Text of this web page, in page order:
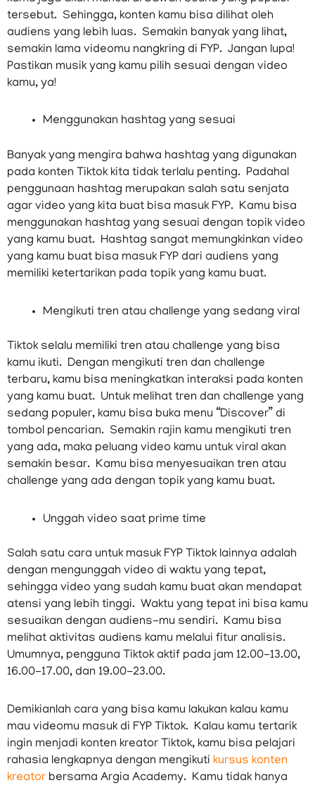
tersebut. Sehingga, konten kamu bisa dilihat oleh
audiens yang lebih luas. Semakin banyak yang lihat,
semakin lama videomu nangkring di FYP. Jangan lupa!
Pastikan musik yang kamu pilih sesuai dengan video
kamu, ya!
Menggunakan hashtag yang sesuai
Banyak yang mengira bahwa hashtag yang digunakan
pada konten Tiktok kita tidak terlalu penting. Padahal
penggunaan hashtag merupakan salah satu senjata
agar video yang kita buat bisa masuk FYP. Kamu bisa
menggunakan hashtag yang sesuai dengan topik video
yang kamu buat. Hashtag sangat memungkinkan video
yang kamu buat bisa masuk FYP dari audiens yang
memiliki ketertarikan pada topik yang kamu buat.
Mengikuti tren atau challenge yang sedang viral
Tiktok selalu memiliki tren atau challenge yang bisa
kamu ikuti. Dengan mengikuti tren dan challenge
terbaru, kamu bisa meningkatkan interaksi pada konten
yang kamu buat. Untuk melihat tren dan challenge yang
sedang populer, kamu bisa buka menu “Discover” di
tombol pencarian. Semakin rajin kamu mengikuti tren
yang ada, maka peluang video kamu untuk viral akan
semakin besar. Kamu bisa menyesuaikan tren atau
challenge yang ada dengan topik yang kamu buat.
Unggah video saat prime time
Salah satu cara untuk masuk FYP Tiktok lainnya adalah
dengan mengunggah video di waktu yang tepat,
sehingga video yang sudah kamu buat akan mendapat
atensi yang lebih tinggi. Waktu yang tepat ini bisa kamu
sesuaikan dengan audiens-mu sendiri. Kamu bisa
melihat aktivitas audiens kamu melalui fitur analisis.
Umumnya, pengguna Tiktok aktif pada jam 12.00-13.00,
16.00-17.00, dan 19.00-23.00.
Demikianlah cara yang bisa kamu lakukan kalau kamu
mau videomu masuk di FYP Tiktok. Kalau kamu tertarik
ingin menjadi konten kreator Tiktok, kamu bisa pelajari
rahasia lengkapnya dengan mengikuti kursus konten
kreator bersama Argia Academy. Kamu tidak hanya